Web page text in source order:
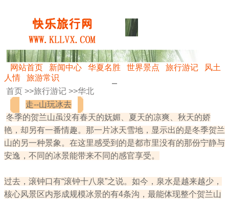
网站首页 新闻中心 华夏名胜 世界景点 旅行游记
风土
人情
旅游常识
首页 >>旅行游记 >>华北
走--山玩冰去
冬季的贺兰山虽没有春天的妩媚、夏天的凉爽、秋天的娇
艳，却另有一番情趣。那一片冰天雪地，显示出的是冬季贺兰
山的另一种景象。在这里感受到的是都市里没有的那份宁静与
安逸，不同的冰景能带来不同的感官享受。
过去，滚钟口有“滚钟十八泉”之说。如今，泉水是越来越少，
核心风景区内形成规模冰景的有4条沟，最能体现整个贺兰山